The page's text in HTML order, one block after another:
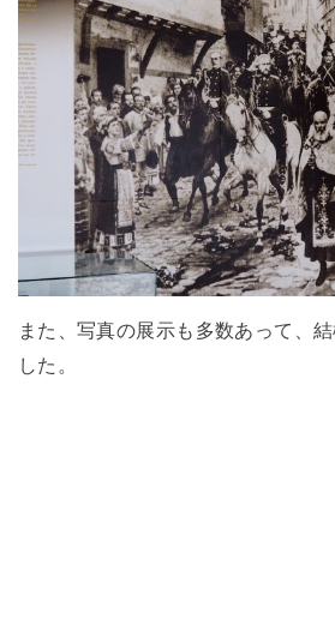
また、写真の展示も多数あって、
した。